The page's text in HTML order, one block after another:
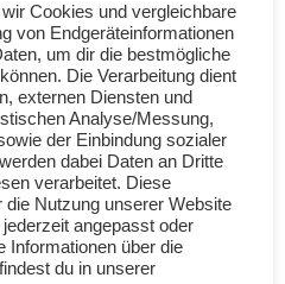
Cookies und vergleichbare
von Endgeräteinformationen
um dir die bestmögliche
Die Verarbeitung dient
externen Diensten und
Analyse/Messung,
der Einbindung sozialer
dabei Daten an Dritte
verarbeitet. Diese
die Nutzung unserer Website
angepasst oder
Informationen über die
du in unserer